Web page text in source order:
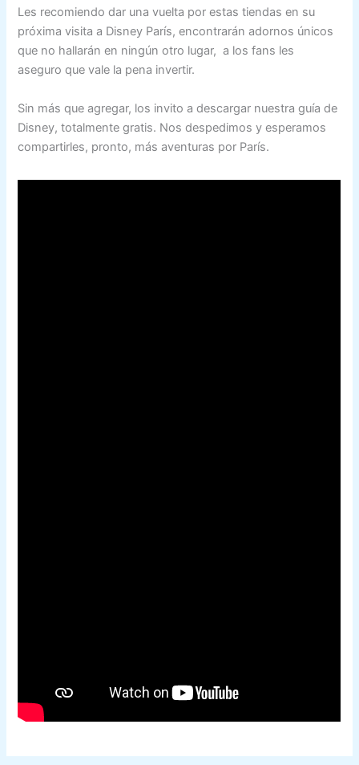
Les recomiendo dar una vuelta por estas tiendas en su
próxima visita a Disney París, encontrarán adornos únicos
que no hallarán en ningún otro lugar, a los fans les
aseguro que vale la pena invertir.
Sin más que agregar, los invito a descargar nuestra guía de
Disney, totalmente gratis. Nos despedimos y esperamos
compartirles, pronto, más aventuras por París.